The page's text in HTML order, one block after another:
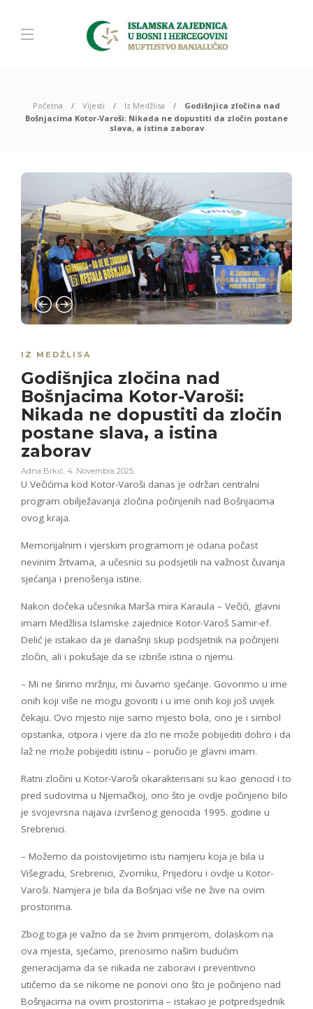
Početna Vijesti Iz Medžlisa
Godišnjica zločina nad
Bošnjacima Kotor-Varoši: Nikada ne dopustiti da zločin postane
slava, a istina zaborav
IZ MEDŽLISA
Godišnjica zločina nad
Bošnjacima Kotor-Varoši:
Nikada ne dopustiti da zločin
postane slava, a istina
zaborav
Adna Brkić, 4. Novembra 2025.
U Večićima kod Kotor-Varoši danas je održan centralni
program obilježavanja zločina počinjenih nad Bošnjacima
ovog kraja.
Memorijalnim i vjerskim programom je odana počast
nevinim žrtvama, a učesnici su podsjetili na važnost čuvanja
sjećanja i prenošenja istine.
Nakon dočeka učesnika Marša mira Karaula – Večići, glavni
imam Medžlisa Islamske zajednice Kotor-Varoš Samir-ef.
Delić je istakao da je današnji skup podsjetnik na počinjeni
zločin, ali i pokušaje da se izbriše istina o njemu.
– Mi ne širimo mržnju, mi čuvamo sjećanje. Govorimo u ime
onih koji više ne mogu govoriti i u ime onih koji još uvijek
čekaju. Ovo mjesto nije samo mjesto bola, ono je i simbol
opstanka, otpora i vjere da zlo ne može pobijediti dobro i da
laž ne može pobijediti istinu – poručio je glavni imam.
Ratni zločini u Kotor-Varoši okarakterisani su kao genocid i to
pred sudovima u Njemačkoj, ono što je ovdje počinjeno bilo
je svojevrsna najava izvršenog genocida 1995. godine u
Srebrenici.
– Možemo da poistovijetimo istu namjeru koja je bila u
Višegradu, Srebrenici, Zvorniku, Prijedoru i ovdje u Kotor-
Varoši. Namjera je bila da Bošnjaci više ne žive na ovim
prostorima.
Zbog toga je važno da se živim primjerom, dolaskom na
ova mjesta, sjećamo, prenosimo našim budućim
generacijama da se nikada ne zaboravi i preventivno
utičemo da se nikome ne ponovi ono što je počinjeno nad
Bošnjacima na ovim prostorima – istakao je potpredsjednik